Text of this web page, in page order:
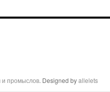
и промыслов. Designed byallelets